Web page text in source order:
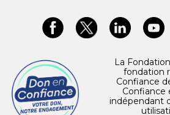
La
fondation
Confiance
Confiance
indépendant